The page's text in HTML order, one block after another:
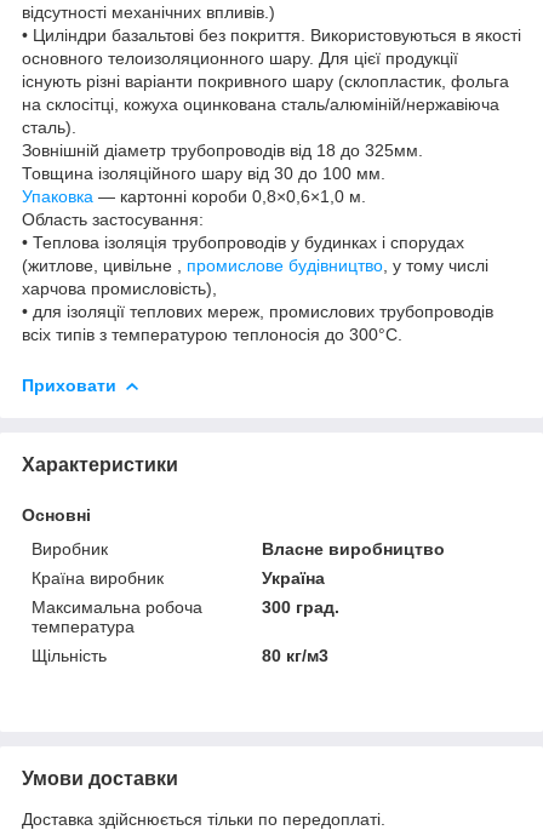
відсутності механічних впливів.)
• Циліндри базальтові без покриття. Використовуються в якості
основного телоизоляционного шару. Для цієї продукції
існують різні варіанти покривного шару (склопластик, фольга
на склосітці, кожуха оцинкована сталь/алюміній/нержавіюча
сталь).
Зовнішній діаметр трубопроводів від 18 до 325мм.
Товщина ізоляційного шару від 30 до 100 мм.
Упаковка — картонні короби 0,8×0,6×1,0 м.
Область застосування:
• Теплова ізоляція трубопроводів у будинках і спорудах
(житлове, цивільне , промислове будівництво , у тому числі
харчова промисловість),
• для ізоляції теплових мереж, промислових трубопроводів
всіх типів з температурою теплоносія до 300°С.
Приховати
Характеристики
Основні
Виробник
Власне виробництво
Країна виробник
Україна
Максимальна робоча
температура
300 град.
Щільність 80 кг/м3
Умови доставки
Доставка здійснюється тільки по передоплаті.